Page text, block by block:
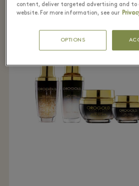
content, deliver targeted advertising and to
website. For more information, see our
OPTIONS